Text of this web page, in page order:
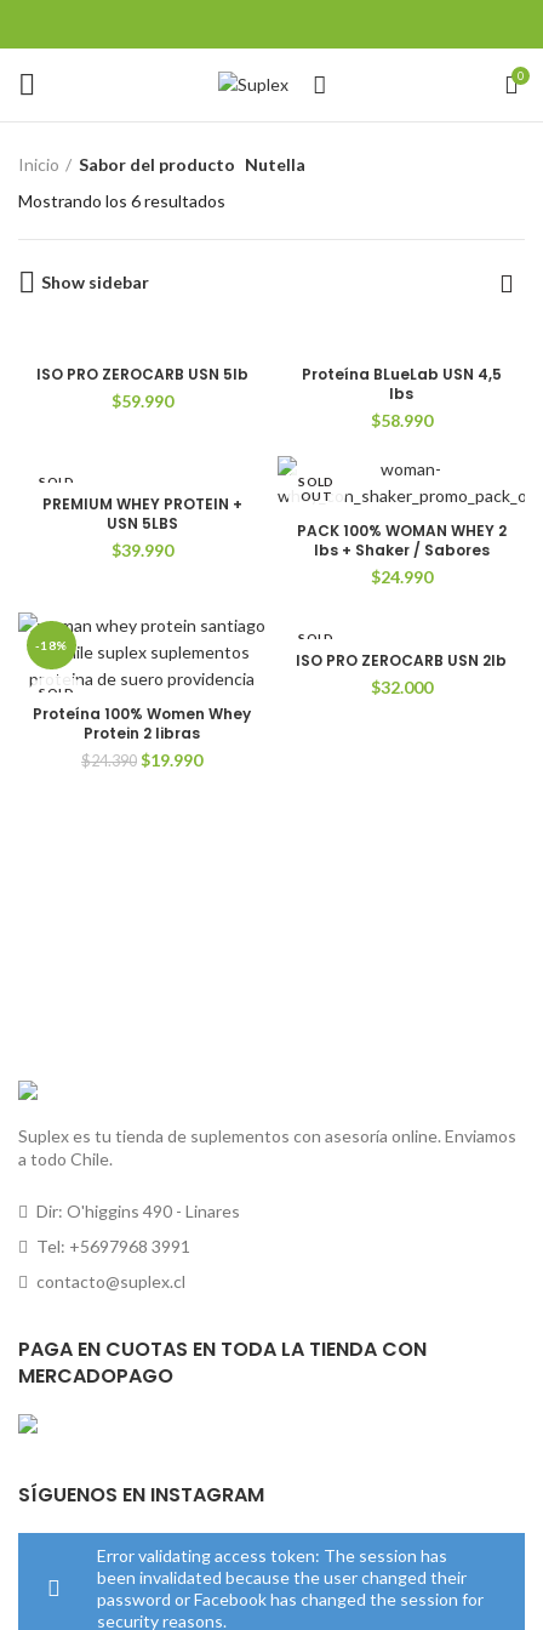
0
Inicio Sabor del producto Nutella
Mostrando los 6 resultados
Show sidebar
ISO PRO ZEROCARB USN 5lb
$59.990
Proteína BLueLab USN 4,5
lbs
$58.990
SOLD
OUT
PREMIUM WHEY PROTEIN +
USN 5LBS
$39.990
SOLD
OUT
PACK 100% WOMAN WHEY 2
lbs + Shaker / Sabores
$24.990
-18%
SOLD
OUT
Proteína 100% Women Whey
Protein 2 libras
$24.390 El
$19.990El
SOLD
OUT
ISO PRO ZEROCARB USN 2lb
$32.000
Suplex es tu tienda de suplementos con asesoría online. Enviamos
a todo Chile.
Dir: O'higgins 490 - Linares
Tel: +5697968 3991
contacto@suplex.cl
PAGA EN CUOTAS EN TODA LA TIENDA CON
MERCADOPAGO
SÍGUENOS EN INSTAGRAM
Error validating access token: The session has
been invalidated because the user changed their
password or Facebook has changed the session for
security reasons.